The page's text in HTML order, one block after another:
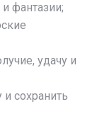
фантазии;
удачу и
сохранить